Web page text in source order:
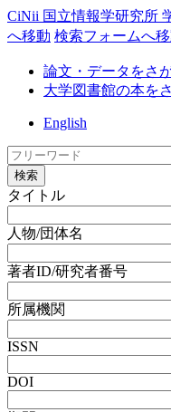
CiNii 国立情報学研究所
へ移動 検索フォームへ
論文・データをさ
大学図書館の本を
English
検索
タイトル
人物/団体名
著者ID/研究者番号
所属機関
ISSN
DOI